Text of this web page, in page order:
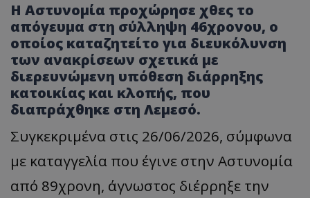
Η Αστυνομία προχώρησε χθες το
απόγευμα στη σύλληψη 46χρονου, ο
οποίος καταζητείτο για διευκόλυνση
των ανακρίσεων σχετικά με
διερευνώμενη υπόθεση διάρρηξης
κατοικίας και κλοπής, που
διαπράχθηκε στη Λεμεσό.
Συγκεκριμένα στις 26/06/2026, σύμφωνα
με καταγγελία που έγινε στην Αστυνομία
από 89χρονη, άγνωστος διέρρηξε την